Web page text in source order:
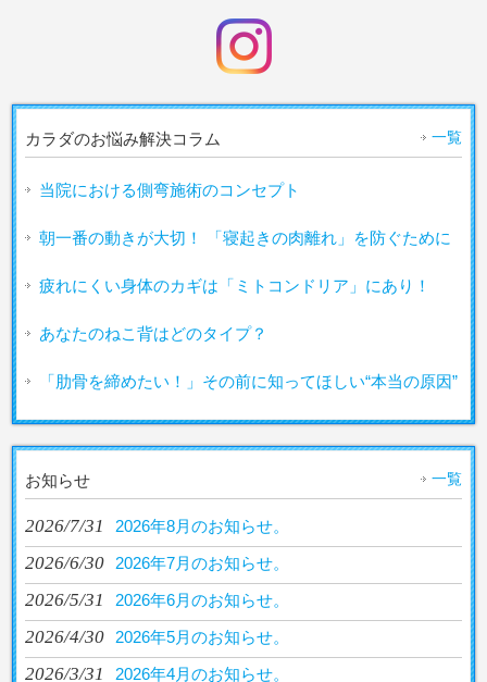
カラダのお悩み解決コラム 一覧
当院における側弯施術のコンセプト
朝一番の動きが大切！ 「寝起きの肉離れ」を防ぐために
疲れにくい身体のカギは「ミトコンドリア」にあり！
あなたのねこ背はどのタイプ？
「肋骨を締めたい！」その前に知ってほしい“本当の原因”
お知らせ 一覧
2026/7/31 2026年8月のお知らせ。
2026/6/30 2026年7月のお知らせ。
2026/5/31 2026年6月のお知らせ。
2026/4/30 2026年5月のお知らせ。
2026/3/31 2026年4月のお知らせ。